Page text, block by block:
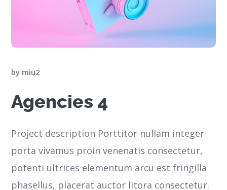
by miu2
Agencies 4
Project description Porttitor nullam integer
porta vivamus proin venenatis consectetur,
potenti ultrices elementum arcu est fringilla
phasellus, placerat auctor litora consectetur.